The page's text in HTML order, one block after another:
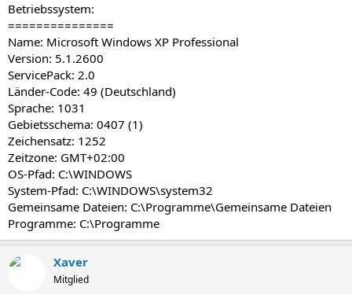
Betriebssystem:
===============
Name: Microsoft Windows XP Professional
Version: 5.1.2600
ServicePack: 2.0
Länder-Code: 49 (Deutschland)
Sprache: 1031
Gebietsschema: 0407 (1)
Zeichensatz: 1252
Zeitzone: GMT+02:00
OS-Pfad: C:\WINDOWS
System-Pfad: C:\WINDOWS\system32
Gemeinsame Dateien: C:\Programme\Gemeinsame Dateien
Programme: C:\Programme
Xaver
Mitglied